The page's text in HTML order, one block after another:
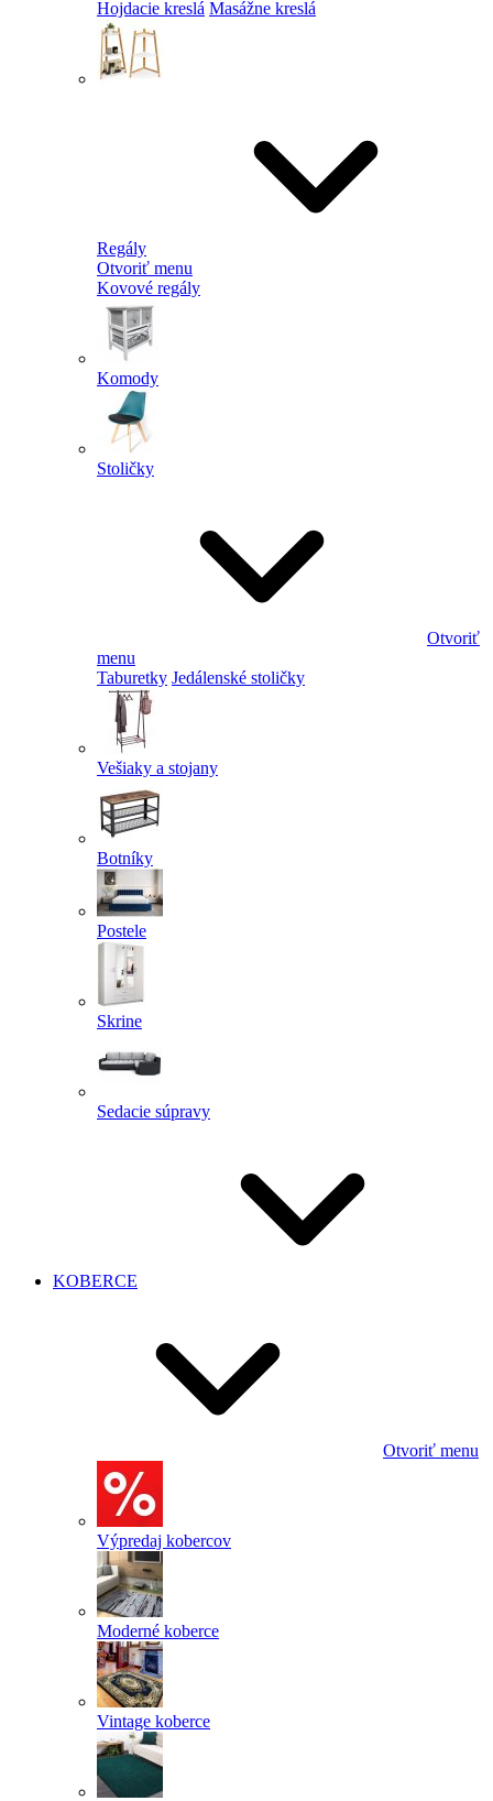
Hojdacie kreslá Masážne kreslá
Regály
Otvoriť menu
Kovové regály
Komody
Stoličky
Otvoriť
menu
Taburetky Jedálenské stoličky
Vešiaky a stojany
Botníky
Postele
Skrine
Sedacie súpravy
KOBERCE
Otvoriť menu
Výpredaj kobercov
Moderné koberce
Vintage koberce